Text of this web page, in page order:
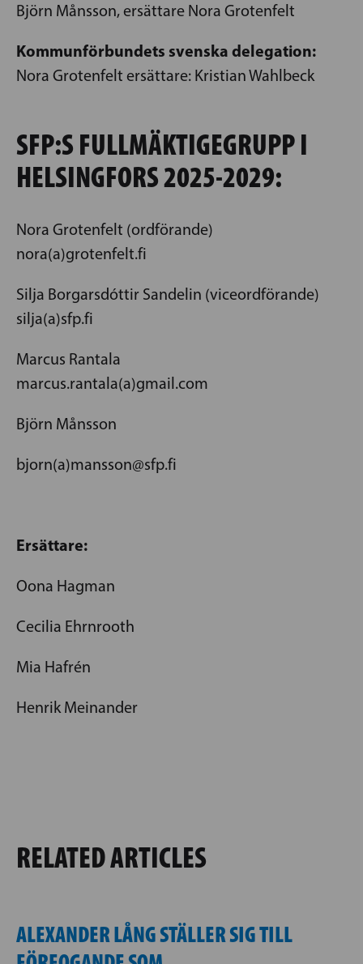
Björn Månsson, ersättare Nora Grotenfelt
Kommunförbundets svenska delegation:
Nora Grotenfelt ersättare: Kristian Wahlbeck
SFP:S FULLMÄKTIGEGRUPP I
HELSINGFORS 2025-2029:
Nora Grotenfelt (ordförande)
nora(a)grotenfelt.fi
Silja Borgarsdóttir Sandelin (viceordförande)
silja(a)sfp.fi
Marcus Rantala
marcus.rantala(a)gmail.com
Björn Månsson
bjorn(a)mansson@sfp.fi
Ersättare:
Oona Hagman
Cecilia Ehrnrooth
Mia Hafrén
Henrik Meinander
RELATED ARTICLES
ALEXANDER LÅNG STÄLLER SIG TILL